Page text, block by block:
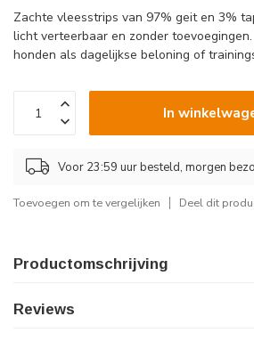
Zachte vleesstrips van 97% geit en 3%
licht verteerbaar en zonder
honden als dagelijkse beloning of
In
Voor 23:59 uur besteld, morgen
Toevoegen om te vergelijken Deel dit
Productomschrijving
Reviews